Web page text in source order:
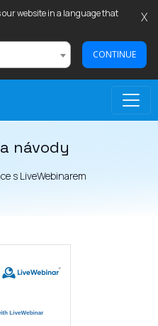
our website in a language that
CONTINUE
X
návody
s LiveWebinarem